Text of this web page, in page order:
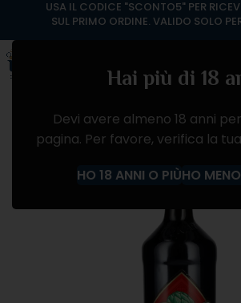
Hai più di 18
Devi avere almeno 18 anni
pagina. Per favore, verifica la
HO 18 ANNI O PIÙHO
USA IL CODICE "SCONTO5" PER
SUL PRIMO ORDINE. VALIDO SOLO